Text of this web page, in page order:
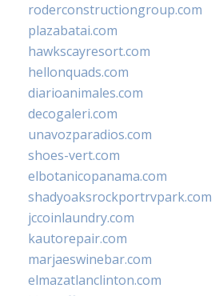
roderconstructiongroup.com
plazabatai.com
hawkscayresort.com
hellonquads.com
diarioanimales.com
decogaleri.com
unavozparadios.com
shoes-vert.com
elbotanicopanama.com
shadyoaksrockportrvpark.com
jccoinlaundry.com
kautorepair.com
marjaeswinebar.com
elmazatlanclinton.com